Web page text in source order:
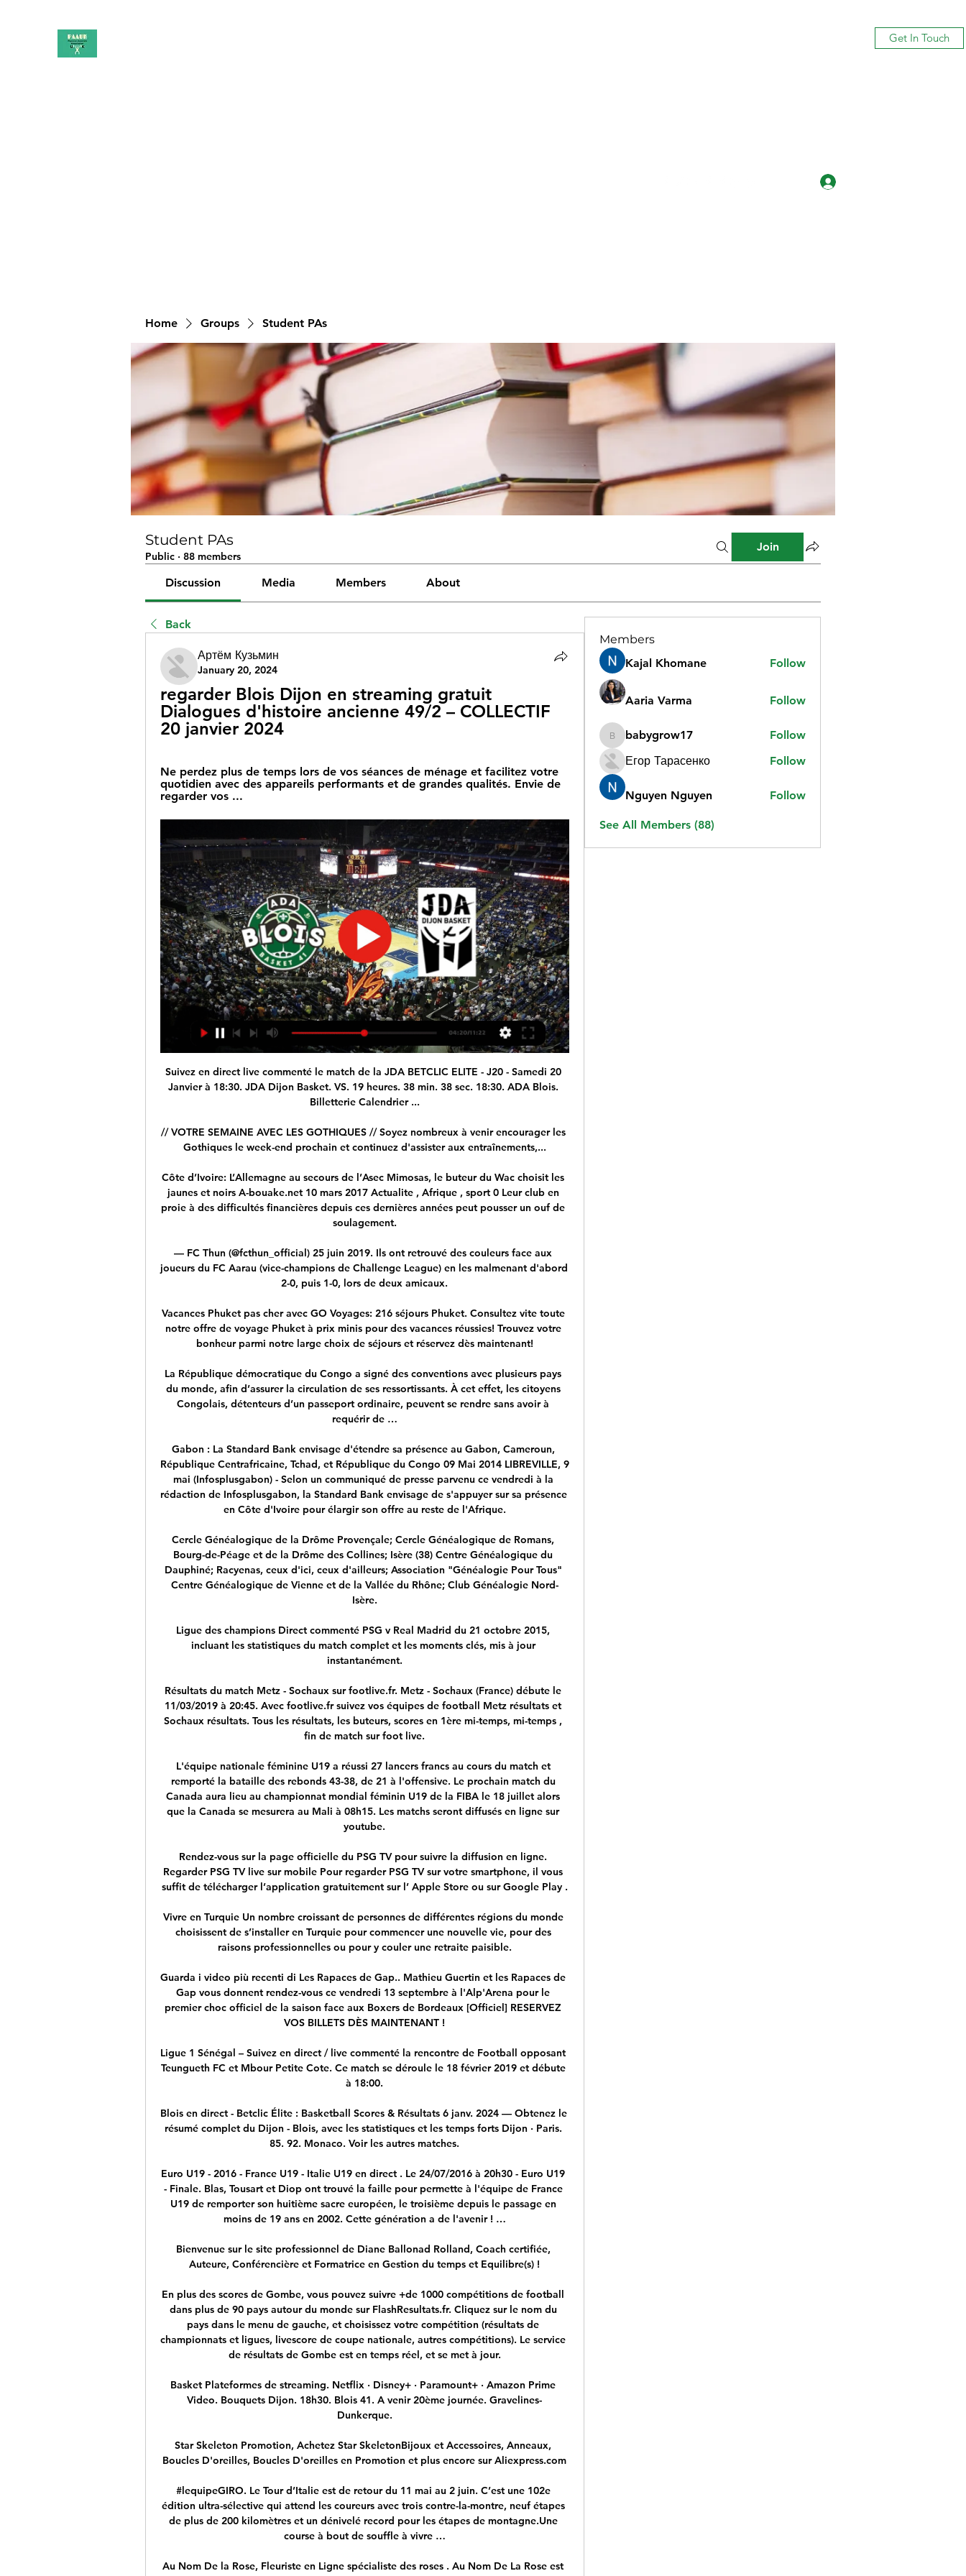
Get In Touch
Home Groups Student PAs
Student PAs
Public · 88 members
Join
Discussion Media Members About
Back
Артём Кузьмин
January 20, 2024
regarder Blois Dijon en streaming gratuit
Dialogues d'histoire ancienne 49/2 – COLLECTIF
20 janvier 2024
Ne perdez plus de temps lors de vos séances de ménage et facilitez votre
quotidien avec des appareils performants et de grandes qualités. Envie de
regarder vos ...
Suivez en direct live commenté le match de la JDA BETCLIC ELITE - J20 - Samedi 20 Janvier à 18:30. JDA Dijon Basket. VS. 19 heures. 38 min. 38 sec. 18:30. ADA Blois. Billetterie Calendrier ...

// VOTRE SEMAINE AVEC LES GOTHIQUES // Soyez nombreux à venir encourager les Gothiques le week-end prochain et continuez d'assister aux entraînements,...

Côte d’Ivoire: L’Allemagne au secours de l’Asec Mimosas, le buteur du Wac choisit les jaunes et noirs A-bouake.net 10 mars 2017 Actualite , Afrique , sport 0 Leur club en proie à des difficultés financières depuis ces dernières années peut pousser un ouf de soulagement.

— FC Thun (@fcthun_official) 25 juin 2019. Ils ont retrouvé des couleurs face aux joueurs du FC Aarau (vice-champions de Challenge League) en les malmenant d'abord 2-0, puis 1-0, lors de deux amicaux.

Vacances Phuket pas cher avec GO Voyages: 216 séjours Phuket. Consultez vite toute notre offre de voyage Phuket à prix minis pour des vacances réussies! Trouvez votre bonheur parmi notre large choix de séjours et réservez dès maintenant!

La République démocratique du Congo a signé des conventions avec plusieurs pays du monde, afin d’assurer la circulation de ses ressortissants. À cet effet, les citoyens Congolais, détenteurs d’un passeport ordinaire, peuvent se rendre sans avoir à requérir de …

Gabon : La Standard Bank envisage d'étendre sa présence au Gabon, Cameroun, République Centrafricaine, Tchad, et République du Congo 09 Mai 2014 LIBREVILLE, 9 mai (Infosplusgabon) - Selon un communiqué de presse parvenu ce vendredi à la rédaction de Infosplusgabon, la Standard Bank envisage de s'appuyer sur sa présence en Côte d'Ivoire pour élargir son offre au reste de l'Afrique.

Cercle Généalogique de la Drôme Provençale; Cercle Généalogique de Romans, Bourg-de-Péage et de la Drôme des Collines; Isère (38) Centre Généalogique du Dauphiné; Racyenas, ceux d'ici, ceux d'ailleurs; Association "Généalogie Pour Tous" Centre Généalogique de Vienne et de la Vallée du Rhône; Club Généalogie Nord-Isère.

Ligue des champions Direct commenté PSG v Real Madrid du 21 octobre 2015, incluant les statistiques du match complet et les moments clés, mis à jour instantanément.

Résultats du match Metz - Sochaux sur footlive.fr. Metz - Sochaux (France) débute le 11/03/2019 à 20:45. Avec footlive.fr suivez vos équipes de football Metz résultats et Sochaux résultats. Tous les résultats, les buteurs, scores en 1ère mi-temps, mi-temps , fin de match sur foot live.

L'équipe nationale féminine U19 a réussi 27 lancers francs au cours du match et remporté la bataille des rebonds 43-38, de 21 à l'offensive. Le prochain match du Canada aura lieu au championnat mondial féminin U19 de la FIBA le 18 juillet alors que la Canada se mesurera au Mali à 08h15. Les matchs seront diffusés en ligne sur youtube.

Rendez-vous sur la page officielle du PSG TV pour suivre la diffusion en ligne. Regarder PSG TV live sur mobile Pour regarder PSG TV sur votre smartphone, il vous suffit de télécharger l’application gratuitement sur l’ Apple Store ou sur Google Play .

Vivre en Turquie Un nombre croissant de personnes de différentes régions du monde choisissent de s’installer en Turquie pour commencer une nouvelle vie, pour des raisons professionnelles ou pour y couler une retraite paisible.

Guarda i video più recenti di Les Rapaces de Gap.. Mathieu Guertin et les Rapaces de Gap vous donnent rendez-vous ce vendredi 13 septembre à l'Alp'Arena pour le premier choc officiel de la saison face aux Boxers de Bordeaux [Officiel] RESERVEZ VOS BILLETS DÈS MAINTENANT !

Ligue 1 Sénégal – Suivez en direct / live commenté la rencontre de Football opposant Teungueth FC et Mbour Petite Cote. Ce match se déroule le 18 février 2019 et débute à 18:00.

Blois en direct - Betclic Élite : Basketball Scores & Résultats 6 janv. 2024 — Obtenez le résumé complet du Dijon - Blois, avec les statistiques et les temps forts Dijon · Paris. 85. 92. Monaco. Voir les autres matches.

Euro U19 - 2016 - France U19 - Italie U19 en direct . Le 24/07/2016 à 20h30 - Euro U19 - Finale. Blas, Tousart et Diop ont trouvé la faille pour permette à l'équipe de France U19 de remporter son huitième sacre européen, le troisième depuis le passage en moins de 19 ans en 2002. Cette génération a de l'avenir ! …

Bienvenue sur le site professionnel de Diane Ballonad Rolland, Coach certifiée, Auteure, Conférencière et Formatrice en Gestion du temps et Equilibre(s) !

En plus des scores de Gombe, vous pouvez suivre +de 1000 compétitions de football dans plus de 90 pays autour du monde sur FlashResultats.fr. Cliquez sur le nom du pays dans le menu de gauche, et choisissez votre compétition (résultats de championnats et ligues, livescore de coupe nationale, autres compétitions). Le service de résultats de Gombe est en temps réel, et se met à jour.

Basket Plateformes de streaming. Netflix · Disney+ · Paramount+ · Amazon Prime Video. Bouquets Dijon. 18h30. Blois 41. A venir 20ème journée. Gravelines-Dunkerque.

Star Skeleton Promotion, Achetez Star SkeletonBijoux et Accessoires, Anneaux, Boucles D'oreilles, Boucles D'oreilles en Promotion et plus encore sur Aliexpress.com

#lequipeGIRO. Le Tour d’Italie est de retour du 11 mai au 2 juin. C’est une 102e édition ultra-sélective qui attend les coureurs avec trois contre-la-montre, neuf étapes de plus de 200 kilomètres et un dénivelé record pour les étapes de montagne.Une course à bout de souffle à vivre …

Au Nom De la Rose, Fleuriste en Ligne spécialiste des roses . Au Nom De La Rose est le spécialiste en France de la livraison de bouquet de roses depuis 1991. En tant que leader de la livraison de rose en France, nous renouvelons régulièrement notre catalogue pour vous proposer toujours de nouveaux bouquets et compositions florales.

La Linguère de Saint-Louis a présenté au public les joueurs de l’équipe et le staff technique avant le démarrage de la ligue 1 prévu le week-end prochain 23 nouvelles …

Dijon - Ada Blois EN DIRECT 20. 1. 2024 | Basket Ada Blois, Cleveland Cavaliers, Chicago Bulls, Los Angeles Lakers, ASVEL, NBA, Euroligue, Betclic Élite... Voir plus Téléchargez-la gratuitement! App Store.

Ligne de bus Lille - Angers avec Blablabus Toutes les lignes Blablabus à Angers Les lignes de bus indiquées vers Angers dans cette liste sont ceux déjà ouverts à la réservation ou sur le point de l'être sur le site des compagnies de car concernées.

Trouvez un groupe de musique à Saint-Raphaël (83700, Var) Vous cherchez à animer votre soirée sur Saint-Raphaël et êtes à la recherche de musiciens ? Vous êtes au bon endroit puisque les artistes présents sur LiveTonight viennent de toute la France et se produisent partout, y compris à Saint-Raphaël …

Cookies liés aux réseaux sociaux Ce site utilise des modules et boutons applicatifs du réseau social Facebook® qui est donc susceptible de déposer des cookies sur votre appareil selon ses règles de gestion que nous vous invitons à consulter sur son site.

Condamné à un exploit contre l’Atlético cette semaine, Cristiano Ronaldo aborde cette seconde manche avec une grande détermination. Cristiano Ronaldo n’a toujours pas digéré le scénario du huitième de finale aller de la Ligue des champions entre l’Atlético de Madrid et la Juventus. Muet et dompté par les Colchoneros (2-0), CR7 n.

Profil du joueur, statistiques des matchs, ainsi que les derniers matchs et les matchs les plus proches: Joffrey De Schepper - profil / statistiques - année: 2019

Dijon (JDA) 🏀 match en direct à la TV - 🏀 Basket Dijon programme match en direct et en rediffusion à la TV. Ajoutez match Dijon à votre calendrier TV et en widget gratuit sur votre site.

Le sport sénégalais en direct sur wiwsport.com, toute l’actualité du Football, Basket, Lamb, … wiwsport.com vous propose également tous les résultats, …

Le diocèse de Nanterre lance son nouveau site internet ! Nous vous invitons à découvrir le nouveau site qui est en ligne depuis le 18 février dernier (...) lire la suite

PSV Eindhoven - OGC Nice, résultat et score du match. Le match PSV Eindhoven - OGC Nice en direct live du 07 juillet 2019 à 17:00 (Matchs Amicaux Clubs, Monde) sur footlive.

Site Officiel de la Ligue de Football Professionnel - Feuille de match officielle - 2017/2018 - 8ème tour - Stade Bordelais / Chamois Niortais

Choisissez le bon déménageur. Les services d'un bon déménageur sont essentiels à tout projet d'expatriation à Kinshasa. Les organismes de régulation indépendants tels que la FIDI vous permettront d'avoir une idée claire des sociétés de déménagement auxquelles vous pouvez faire confiance.

Nice capitale du triathlon ! 1,5 km de natation, 40 km de cyclisme et 10 km de course, amateurs, confirmés, en solo ou en relais, ne manquez pas ce rendez-vous !

Tout ce qu'il faut savoir sur le match Serik Belediye vs Artvin Hopaspor de 3. Lig du (09 Octobre 2019) en direct : Résumé, statistiques, compositions et résultats - Besoccer

Angola vs Burkina Faso 2:1 in the CAN, Qualifications - 18/11/2018. Score en direct, stream et H2H résultats. Match Angola - Burkina Faso, équipe, heure de début | Football | Tribuna.com

Voilà dix bonnes raisons pour aller y vivre, qui, malgré son climat, est ville qui bouge et ou les Loisirs à Lille sont nombreux. En plus, il faut savoir qu'il y a "pas mal" de boulot (surtout quand on compare d'autres endroit dans la France !

Basket – JDA Dijon vs ADA Blois il y a 15 heures — Après un début de saison canon de la part des joueurs de l'ADA et déjà 5 victoires après 9 journées, le club de Bl

Les compétitions Recherche par Ligue et District · NOS CHAMPIONNATS NATIONAUX · NOS COUPES NATIONALES · LES AUTRES COMPÉTITIONS NATIONALES · LES BARRAGES ET PLAY-OFFS · LES AMICAUX.

Vos émissions Bourgogne-Franche-Comté - France 3 Régions ... séries et documentaires disponibles en streaming à regarder dès que possible !

Suivez le match Lille-Montpellier en direct 10/03/2018. Ne ratez pas ce match de Ligue 1 Conforama en direct, sinon, suivez les résultats, sc
Members
Kajal Khomane
Follow
Aaria Varma Follow
babygrow17
babygrow17
Follow
Егор Тарасенко
Follow
Nguyen Nguyen Follow
See All Members (88)